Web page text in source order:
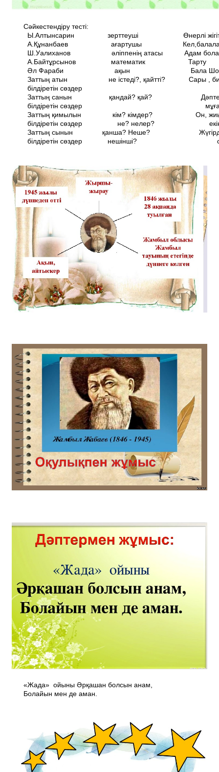
Сәйкестендіру тесті:
Ы.Алтынсарин зерттеуші Өнерлі
А.Құнанбаев ағартушы Кел,балалар,
Ш.Уалиханов әліппенің атасы Адам болам
А.Байтұрсынов математик Тарту
Әл Фараби ақын Бала
Заттың атын не істеді?, қайтті? Сары ,
білдіретін сөздер
Заттың санын қандай? қай? Дәптер,
білдіретін сөздер
Заттың қимылын кім? кімдер? Он,
білдіретін сөздер не? нелер?
Заттың сынын қанша? Неше? Жүгірді,
білдіретін сөздер нешінші?
«Жада» ойыны Әрқашан болсын анам,
Болайын мен де аман.